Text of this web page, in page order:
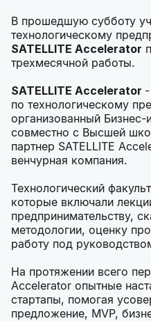
В прошедшую субботу
технологическому
SATELLITE Accelerator
трехмесячной работы.
SATELLITE Accelerator
по технологическому
организованный
совместно с Высшей
партнер SATELLITE
венчурная компания.
Технологический
которые включали
предпринимательству,
методологии, оценку
работу под
На протяжении всего
Accelerator опытные
стартапы, помогая
предложение, MVP,